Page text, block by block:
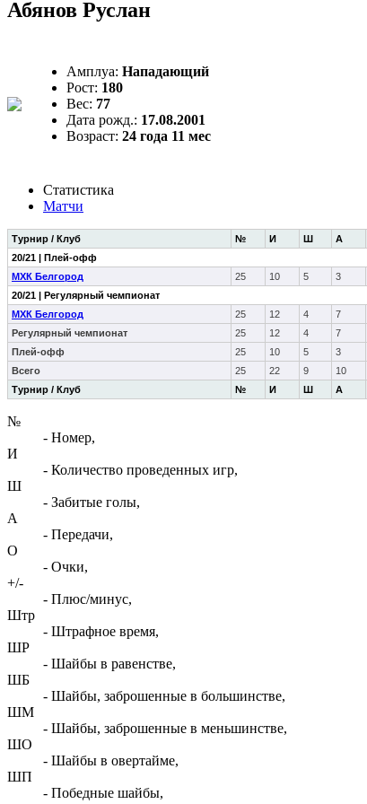
Абянов Руслан
Амплуа: Нападающий
Рост: 180
Вес: 77
Дата рожд.: 17.08.2001
Возраст: 24 года 11 мес
Статистика
Матчи
Турнир / Клуб № И Ш А
Турнир / Клуб № И Ш А
20/21 | Плей-офф
МХК Белгород
25 10 5 3
20/21 | Регулярный чемпионат
МХК Белгород
25 12 4 7
Регулярный чемпионат
25 12 4 7
Плей-офф
25 10 5 3
Всего
25 22 9 10
№
- Номер,
И
- Количество проведенных игр,
Ш
- Забитые голы,
А
- Передачи,
О
- Очки,
+/-
- Плюс/минус,
Штр
- Штрафное время,
ШР
- Шайбы в равенстве,
ШБ
- Шайбы, заброшенные в большинстве,
ШМ
- Шайбы, заброшенные в меньшинстве,
ШО
- Шайбы в овертайме,
ШП
- Победные шайбы,